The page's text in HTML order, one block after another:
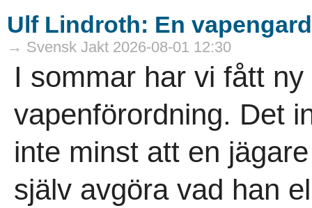
Ulf Lindroth: En
→ Svensk Jakt 2026-08-01 12:30
I sommar har vi fått
vapenförordning. Det
inte minst att en
själv avgöra vad han